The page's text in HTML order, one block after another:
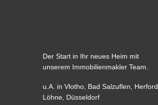
Der Start in Ihr neues Heim mit
unserem Immobilienmakler Team.
u.A. in Vlotho Bad Salzuflen Herford
Löhne, Düsseldorf